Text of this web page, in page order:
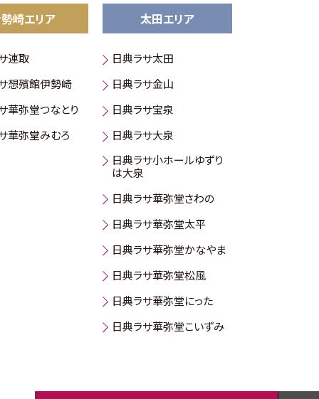
崎エリア
連取
想殯館伊勢崎
華弥堂つなとり
華弥堂みむろ
太田エリア
日典ラサ太田
日典ラサ金山
日典ラサ宝泉
日典ラサ大泉
日典ラサ小ホールゆずり
は大泉
日典ラサ華弥堂さわの
日典ラサ華弥堂太平
日典ラサ華弥堂かなやま
日典ラサ華弥堂松風
日典ラサ華弥堂にった
日典ラサ華弥堂こいずみ